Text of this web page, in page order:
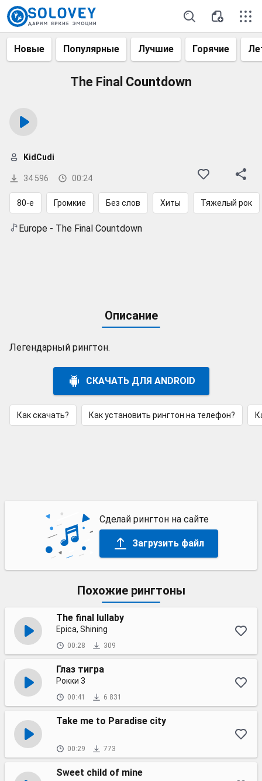
Новые Популярные Лучшие Горячие
The Final Countdown
34 596 00:24
KidCudi
80-е Громкие Без слов Хиты Тяжелый рок
Europe - The Final Countdown
Описание
Легендарный рингтон.
СКАЧАТЬ ДЛЯ ANDROID
Как скачать? Как установить рингтон на телефон?
Сделай рингтон на сайте
Загрузить файл
Похожие рингтоны
The final lullaby
Epica, Shining
00:28 309
Глаз тигра
Рокки 3
00:41 6 831
Take me to Paradise city
00:29 773
Sweet child of mine